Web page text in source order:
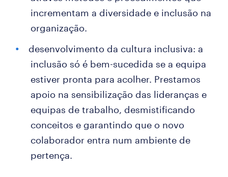
incrementam a diversidade e inclusão na
organização.
desenvolvimento da cultura inclusiva: a
inclusão só é bem-sucedida se a equipa
estiver pronta para acolher. Prestamos
apoio na sensibilização das lideranças e
equipas de trabalho, desmistificando
conceitos e garantindo que o novo
colaborador entra num ambiente de
pertença.